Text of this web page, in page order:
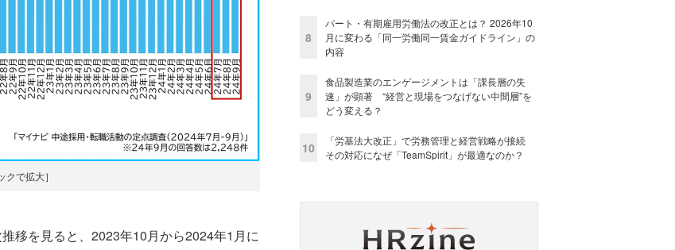
クで拡大］
移を見ると、2023年10月から2024年1月に
8
パート・有期雇用労働法の改正とは？ 2026年10
月に変わる「同一労働同一賃金ガイドライン」の
内容
9
食品製造業のエンゲージメントは「課長層の失
速」が顕著 “経営と現場をつなげない中間層”を
どう変える？
10
「労基法大改正」で労務管理と経営戦略が接続
その対応になぜ「TeamSpirit」が最適なのか？